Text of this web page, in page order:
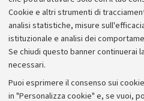
Cookie e altri strumenti di
analisi statistiche, misure
istituzionale e analisi dei
Se chiudi questo banner continuerai
necessari.
Puoi esprimere il consenso sui
in "Personalizza cookie" e, se vuoi,
Donazioni
Bandi, gare